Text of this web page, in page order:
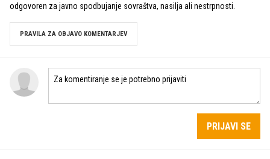
odgovoren za javno spodbujanje sovraštva, nasilja ali nestrpnosti.
PRAVILA ZA OBJAVO KOMENTARJEV
PRIJAVI SE